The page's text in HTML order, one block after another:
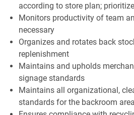
according to store plan;
Monitors productivity of team
necessary
Organizes and rotates back
replenishment
Maintains and upholds
signage standards
Maintains all organizational,
standards for the backroom area